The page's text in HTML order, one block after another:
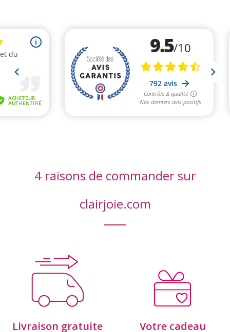
4 raisons de commander sur
clairjoie.com
Livraison gratuite Votre cadeau